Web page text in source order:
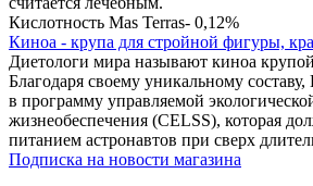
Кислотность Mas Terras- 0,12%
Киноа - крупа для стройной фигуры,
Диетологи мира называют киноа
Благодаря своему уникальному
в программу управляемой
жизнеобеспечения (CELSS), которая
питанием астронавтов при сверх
Подписка на новости магазина